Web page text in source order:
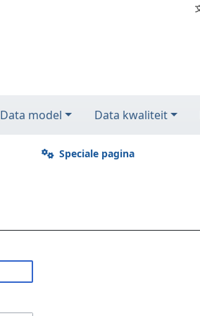
Data model Data kwaliteit
Speciale pagina